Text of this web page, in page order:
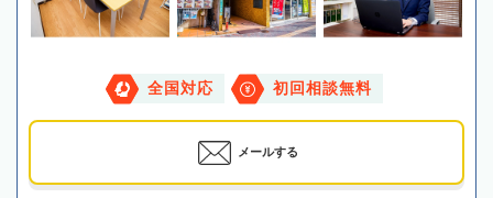
全国対応 初回相談無料
メールする